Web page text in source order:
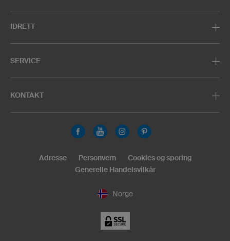
IDRETT
SERVICE
KONTAKT
Norge
Adresse Personvern
Cookies og sporing
Generelle Handelsvilkår